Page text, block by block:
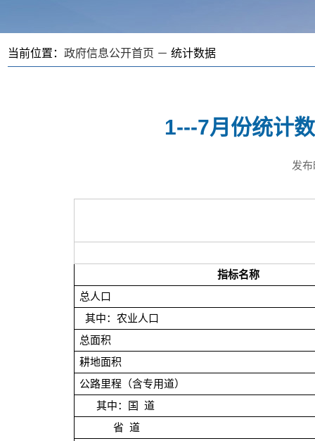
当前位置： 政府信息公开首页 － 统计数据
1---7月份统计
发
指标名称
总人口
其中：农业人口
总面积
耕地面积
公路里程（含专用道）
其中：国 道
省 道